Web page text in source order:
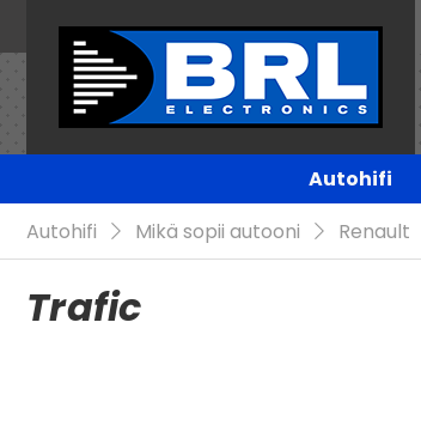
Autohifi
Autohifi
Mikä sopii autooni Renault
Trafic